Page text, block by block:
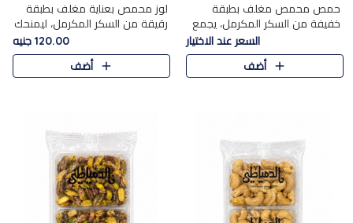
حمص محمص مغلف بطبقة
خفيفة من السكر المكرمل، يجمع
بين القرمشة المميزة والطعم
الشرقي الأصيل في واحدة من أشهر
حلويات الموسم.
السعر عند الاختيار
أضف
لوز محمص بعناية مغلف بطبقة
رقيقة من السكر المكرمل، ليمنحك
قرمشة راقية ونكهة غنية تبرز
فخامة اللوز في كل قطعة.
120.00 جنيه
أضف